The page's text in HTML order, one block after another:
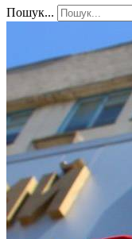
Пошук...